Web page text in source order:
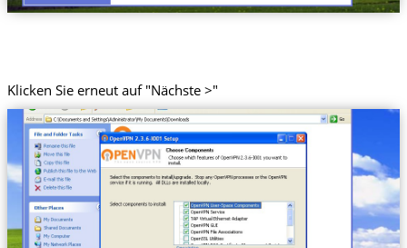
Klicken Sie erneut auf "Nächste >"